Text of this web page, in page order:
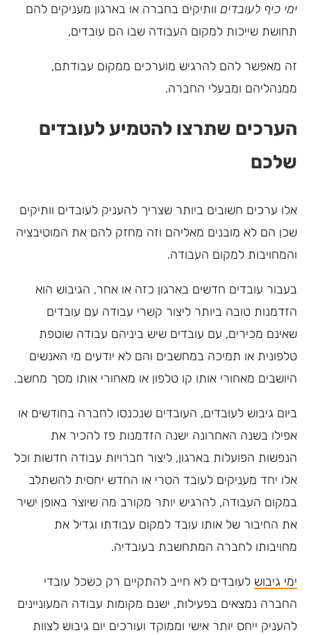
ימי כיף לעובדיםוותיקים בחברה או בארגון מעניקים להם
תחושת שייכות למקום העבודה שבו הם עובדים,
זה מאפשר להם להרגיש מוערכים ממקום עבודתם,
ממנהליהם ומבעלי החברה.
הערכים שתרצו להטמיע לעובדים
שלכם
אלו ערכים חשובים ביותר שצריך להעניק לעובדים וותיקים
שכן הם לא מובנים מאליהם וזה מחזק להם את המוטיבציה
והמחויבות למקום העבודה.
בעבור עובדים חדשים בארגון כזה או אחר, הגיבוש הוא
הזדמנות טובה ביותר ליצור קשרי עבודה עם עובדים
שאינם מכירים, עם עובדים שיש ביניהם עבודה שוטפת
טלפונית או תמיכה במחשבים והם לא יודעים מי האנשים
היושבים מאחורי אותו קו טלפון או מאחורי אותו מסך מחשב.
ביום גיבוש לעובדים, העובדים שנכנסו לחברה בחודשים או
אפילו בשנה האחרונה ישנה הזדמנות פז להכיר את
הנפשות הפועלות בארגון, ליצור חברויות עבודה חדשות וכל
אלו יחד מעניקים לעובד הטרי או החדש יחסית להשתלב
במקום העבודה, להרגיש יותר מקורב מה שיוצר באופן ישיר
את החיבור של אותו עובד למקום עבודתו וגדיל את
מחויבותו לחברה המתחשבת בעובדיה.
ימי גיבושלעובדים לא חייב להתקיים רק כשכל עובדי
החברה נמצאים בפעילות, ישנם מקומות עבודה המעוניינים
להעניק ייחס יותר אישי וממוקד ועורכים יום גיבוש לצוות